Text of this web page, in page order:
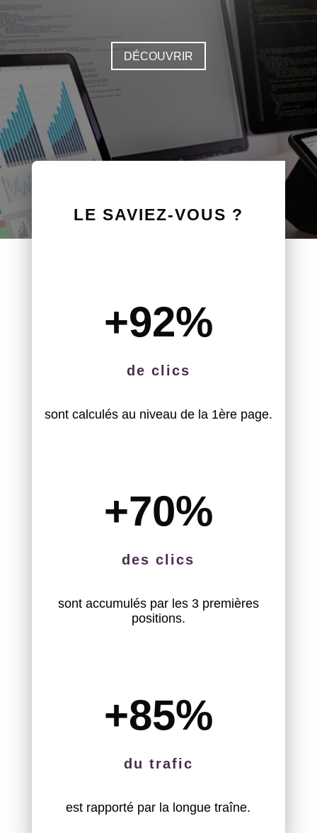
DÉCOUVRIR
LE SAVIEZ-VOUS ?
+92%
de clics
sont calculés au niveau de la 1ère page.
+70%
des clics
sont accumulés par les 3 premières
positions.
+85%
du trafic
est rapporté par la longue traîne.